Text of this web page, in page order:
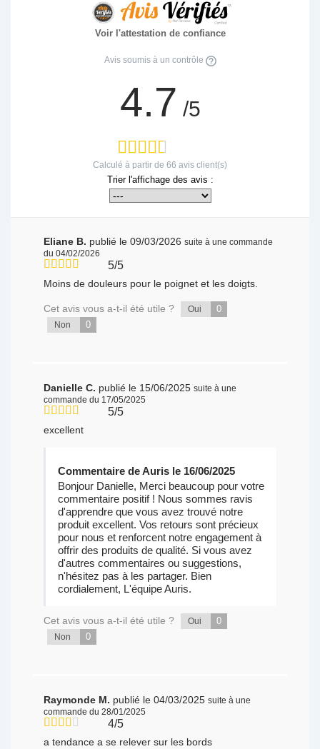
Voir l'attestation de confiance
Avis soumis à un contrôle
4.7 /5
Calculé à partir de 66 avis client(s)
Trier l'affichage des avis :
Eliane B. publié le 09/03/2026 suite à une commande
du 04/02/2026
5/5
Moins de douleurs pour le poignet et les doigts.
Cet avis vous a-t-il été utile ? Oui 0
Non 0
Danielle C. publié le 15/06/2025 suite à une
commande du 17/05/2025
5/5
excellent
Commentaire de Auris le 16/06/2025
Bonjour Danielle, Merci beaucoup pour votre
commentaire positif ! Nous sommes ravis
d'apprendre que vous avez trouvé notre
produit excellent. Vos retours sont précieux
pour nous et renforcent notre engagement à
offrir des produits de qualité. Si vous avez
d'autres commentaires ou suggestions,
n'hésitez pas à les partager. Bien
cordialement, L'équipe Auris.
Cet avis vous a-t-il été utile ? Oui 0
Non 0
Raymonde M. publié le 04/03/2025 suite à une
commande du 28/01/2025
4/5
a tendance a se relever sur les bords